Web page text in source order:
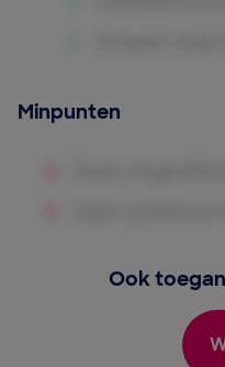
Minpunten
Ook